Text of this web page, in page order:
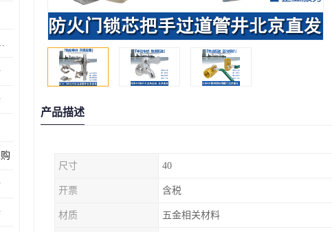
查看更多
产品描述
尺寸 40
开票 含税
材质 五金相关材料